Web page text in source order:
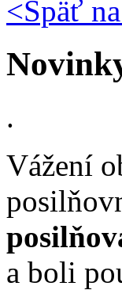
<Späť na
.
Vážení
a boli